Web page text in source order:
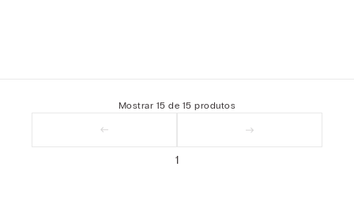
Mostrar 15 de 15 produtos
1